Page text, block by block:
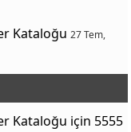
Kataloğu 27 Tem,
Kataloğu için 5555